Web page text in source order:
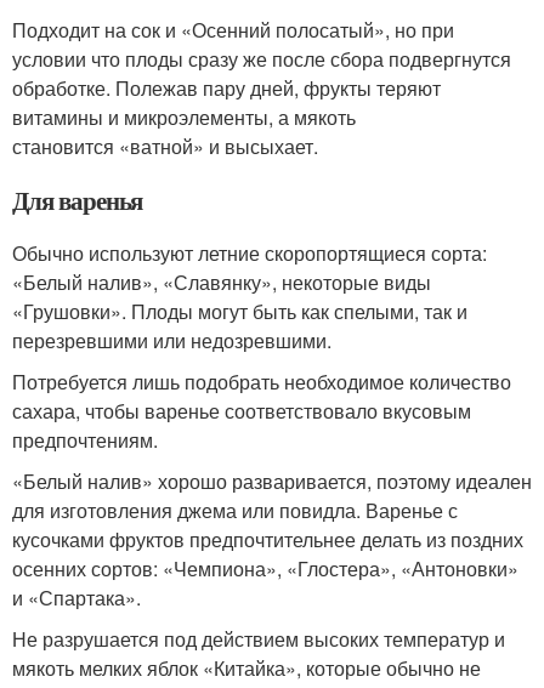
Подходит на сок и «Осенний полосатый», но при
условии что плоды сразу же после сбора подвергнутся
обработке. Полежав пару дней, фрукты теряют
витамины и микроэлементы, а мякоть
становится «ватной» и высыхает.
Для варенья
Обычно используют летние скоропортящиеся сорта:
«Белый налив», «Славянку», некоторые виды
«Грушовки». Плоды могут быть как спелыми, так и
перезревшими или недозревшими.
Потребуется лишь подобрать необходимое количество
сахара, чтобы варенье соответствовало вкусовым
предпочтениям.
«Белый налив» хорошо разваривается, поэтому идеален
для изготовления джема или повидла. Варенье с
кусочками фруктов предпочтительнее делать из поздних
осенних сортов: «Чемпиона», «Глостера», «Антоновки»
и «Спартака».
Не разрушается под действием высоких температур и
мякоть мелких яблок «Китайка», которые обычно не